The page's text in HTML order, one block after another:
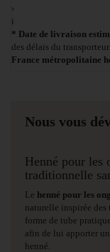
›
i
* Date de livraison
des délais du transporteur.
France métropolitaine
Nous vous
Henné pour les
traditionnelle
Le henné pour les
naturelle inspirée des
forme de tube
afin de lui apporter
henné.